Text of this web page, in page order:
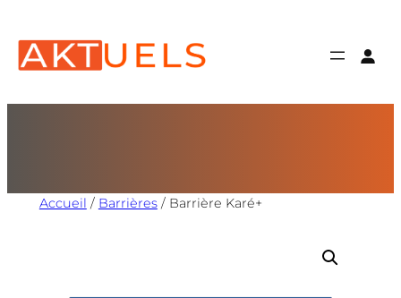
Accueil / Barrières/ Barrière Karé+